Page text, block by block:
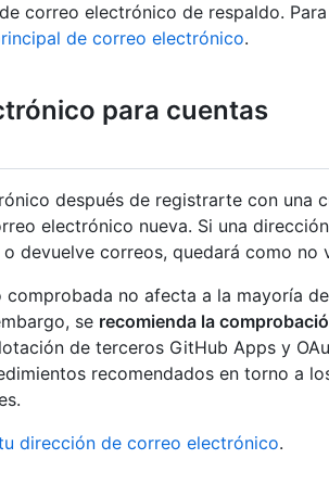
correo electrónico de respaldo.
de correo electrónico.
para cuentas
después de registrarte con una
electrónico nueva. Si una
devuelve correos, quedará como no
no afecta a la mayoría
se recomienda la
de terceros GitHub Apps y
recomendados en torno a
dirección de correo electrónico.